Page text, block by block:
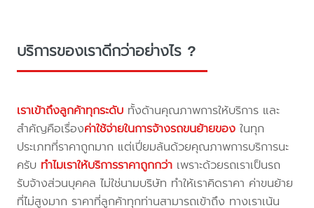
บริการของเราดีกว่าอย่างไร ?
เราเข้าถึงลูกค้าทุกระดับ ทั้งด้านคุณภาพการให้บริการ และ
สำคัญคือเรื่องค่าใช้จ่ายในการจ้างรถขนย้ายของ ในทุก
ประเภทที่ราคาถูกมาก แต่เปี่ยมล้นด้วยคุณภาพการบริการนะ
ครับ ทำไมเราให้บริการราคาถูกกว่า เพราะด้วยรถเราเป็นรถ
รับจ้างส่วนบุคคล ไม่ใช่นามบริษัท ทำให้เราคิดราคา ค่าขนย้าย
ที่ไม่สูงมาก ราคาที่ลูกค้าทุกท่านสามารถเข้าถึง ทางเราเน้น